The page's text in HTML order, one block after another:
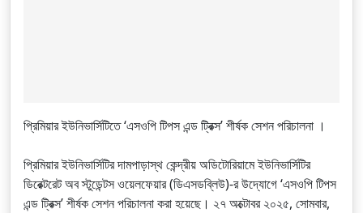
প্রিমিয়ার ইউনিভার্সিটিতে ‘এসওপি টিপস এন্ড ট্রিক্স’ শীর্ষক সেশন পরিচালনা ।
প্রিমিয়ার ইউনিভার্সিটির দামপাড়াস্থ কেন্দ্রীয় অডিটোরিয়ামে ইউনিভার্সিটির
ডিরেক্টরেট অব স্টুডেন্টস ওয়েলফেয়ার (ডিএসডব্লিউ)-র উদ্যোগে ‘এসওপি টিপস
এন্ড ট্রিক্স’ শীর্ষক সেশন পরিচালনা করা হয়েছে। ২৭ অক্টোবর ২০২৫, সোমবার,